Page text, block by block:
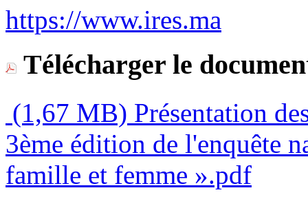
https://www.ires.ma
Télécharger le
(1,67 MB) Présentation
3ème édition de l'enquête
famille et femme ».pdf